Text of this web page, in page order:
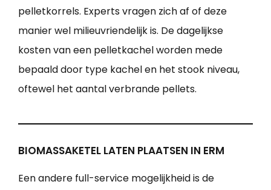
pelletkorrels. Experts vragen zich af of deze
manier wel milieuvriendelijk is. De dagelijkse
kosten van een pelletkachel worden mede
bepaald door type kachel en het stook niveau,
oftewel het aantal verbrande pellets.
BIOMASSAKETEL LATEN PLAATSEN IN ERM
Een andere full-service mogelijkheid is de